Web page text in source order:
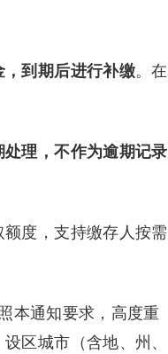
到期后进行补缴。在
理，不作为逾期记录
度，支持缴存人按需
本通知要求，高度重
区城市（含地、州、